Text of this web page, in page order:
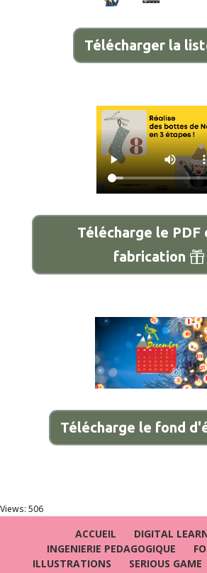
Télécharger la
Télécharge le PDF
fabrication
Télécharge le fond
Views: 506
ACCUEIL
DIGITAL
INGENIERIE PEDAGOGIQUE
ILLUSTRATIONS
SERIOUS GAME